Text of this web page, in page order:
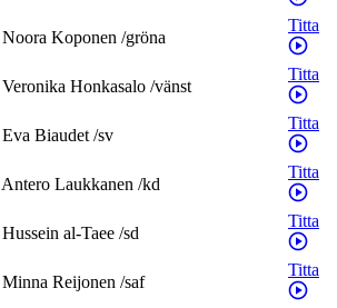
Noora Koponen /gröna
Titta
Veronika Honkasalo /vänst
Titta
Eva Biaudet/sv
Titta
Antero Laukkanen /kd
Titta
Hussein al-Taee /sd
Titta
Minna Reijonen /saf
Titta